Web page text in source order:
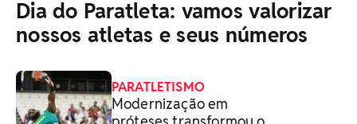
Dia do Paratleta: vamos valorizar
nossos atletas e seus números
PARATLETISMO
Modernização em